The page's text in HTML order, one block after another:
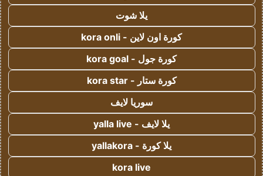
يلا شوت
كورة اون لاين - kora onli
كورة جول - kora goal
كورة ستار - kora star
سوريا لايف
يلا لايف - yalla live
يلا كورة - yallakora
kora live